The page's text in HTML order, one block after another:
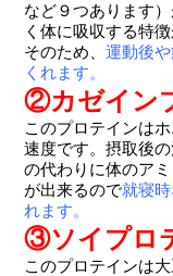
など９つあります
く体に吸収する特徴
そのため、運動後
くれます。
②カゼイン
このプロテインは
速度です。摂取後
の代わりに体のア
が出来るので就寝
れます。
③ソイプロ
このプロテインは